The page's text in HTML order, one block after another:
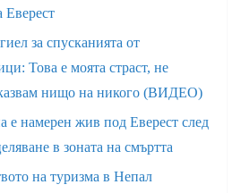
Еверест
за спусканията от
Това е моята страст, не
нищо на никого (ВИДЕО)
е намерен жив под Еверест след
в зоната на смъртта
на туризма в Непал